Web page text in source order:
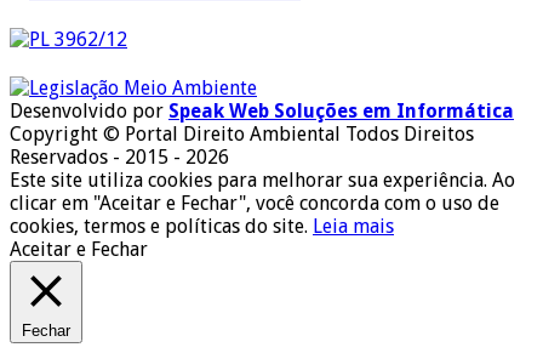
Desenvolvido por Speak Web Soluções em Informática
Copyright © Portal Direito Ambiental Todos Direitos
Reservados - 2015 - 2026
Este site utiliza cookies para melhorar sua experiência. Ao
clicar em "Aceitar e Fechar", você concorda com o uso de
cookies, termos e políticas do site. Leia mais
Aceitar e Fechar
Fechar